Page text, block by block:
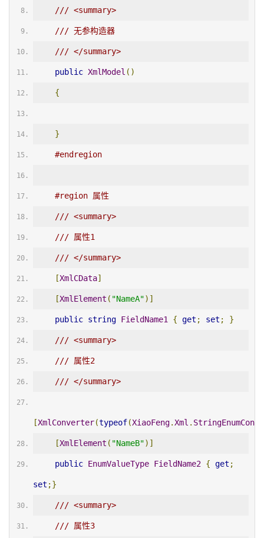
/// <summary>
/// 无参构造器
/// </summary>
public XmlModel ()
{
}
#endregion
#region 属性
/// <summary>
/// 属性1
/// </summary>
[XmlCData]
[XmlElement ( "NameA")]
public string FieldName1 { get ; set ; }
/// <summary>
/// 属性2
/// </summary>
[XmlConverter(typeof(XiaoFeng.Xml .
[XmlElement ( "NameB")]
public EnumValueType FieldName2 { get ;
set ;}
/// <summary>
/// 属性3